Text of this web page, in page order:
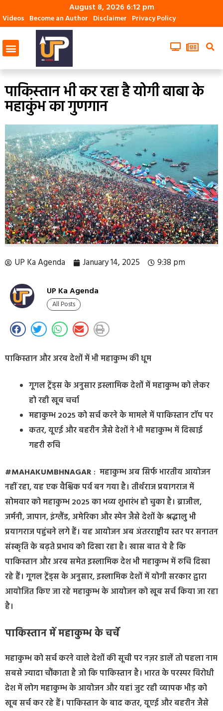
August 8, 2026 6:12 pm
Videos Become an Author Disclaimer Privacy Policy
पाकिस्‍तान भी कर रहा है योगी बाबा के
महाकुंभ का गुणगान
UP Ka Agenda January 14, 2025 9:38 pm
UP Ka Agenda
All Posts
पाकिस्तान और अरब देशों में भी महाकुम्भ की धूम
गूगल ट्रेंड्स के अनुसार इस्लामिक देशों में महाकुम्भ को लेकर
हो रही खूब चर्चा
महाकुम्भ 2025 को सर्च करने के मामले में पाकिस्तान टॉप पर
कतर, यूएई और बहरीन जैसे देशों ने भी महाकुम्भ में दिखाई
गहरी रुचि
#MAHAKUMBHNAGAR : महाकुम्भ अब सिर्फ भारतीय आयोजन
नहीं रहा, यह एक वैश्विक पर्व बन गया है। तीर्थराज प्रयागराज में
सोमवार को महाकुम्भ 2025 का भव्य शुभारंभ हो चुका है। ब्राजील,
जर्मनी, जापान, इंग्लैंड, अमेरिका और स्पेन जैसे देशों के श्रद्धालु भी
प्रयागराज पहुंचने लगे हैं। यह आयोजन अब अंतरराष्ट्रीय स्तर पर सनातन
संस्कृति के बढ़ते प्रभाव को दिखा रहा है। खास बात ये है कि
पाकिस्तान और अरब समेत इस्लामिक देश भी महाकुम्भ में रुचि दिखा
रहे हैं। गूगल ट्रेंड्स के अनुसार, इस्लामिक देशों में योगी सरकार द्वारा
आयोजित किए जा रहे महाकुम्भ के आयोजन को खूब सर्च किया जा रहा
है।
पाकिस्तान में महाकुम्भ के चर्चे
महाकुम्भ को सर्च करने वाले देशों की सूची पर नज़र डालें तो पहला नाम
सबसे ज्यादा चौंकाता है जो कि पाकिस्तान है। भारत के परस्पर विरोधी
देश में लोग महाकुम्भ के आयोजन और यहां जुट रही व्यापक भीड़ को
खूब सर्च कर रहे हैं। पाकिस्तान के बाद कतर, यूएई और बहरीन जैसे